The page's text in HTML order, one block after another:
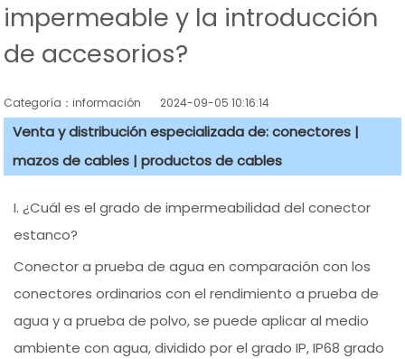
impermeable y la introducción
de accesorios?
Categoría：información 2024-09-05 10:16:14
Venta y distribución especializada de: conectores |
mazos de cables | productos de cables
I. ¿Cuál es el grado de impermeabilidad del conector
estanco?
Conector a prueba de agua en comparación con los
conectores ordinarios con el rendimiento a prueba de
agua y a prueba de polvo, se puede aplicar al medio
ambiente con agua, dividido por el grado IP, IP68 grado